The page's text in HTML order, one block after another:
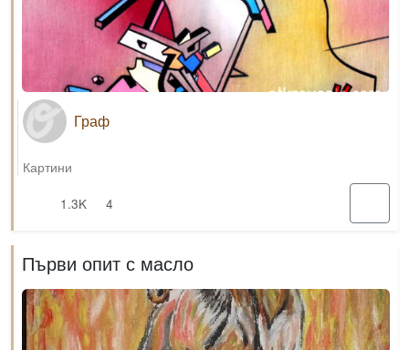
Граф
Картини
1.3K
4
Първи опит с масло